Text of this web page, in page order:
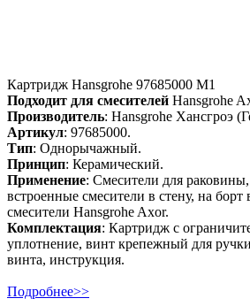
Картридж Hansgrohe 97685000 M1
Подходит для смесителей Hansgrohe
Производитель: Hansgrohe Хансгроэ
Артикул: 97685000.
Тип: Однорычажный.
Принцип: Керамический.
Применение: Смесители для
встроенные смесители в стену, на
смесители Hansgrohe Axor.
Комплектация: Картридж с
уплотнение, винт крепежный для
винта, инструкция.
Подробнее>>